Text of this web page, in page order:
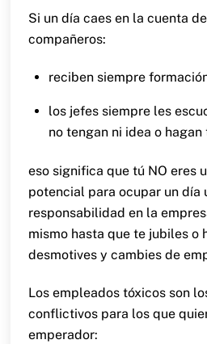
Si un día caes en la cuenta
compañeros:
reciben siempre
los jefes siempre les
no tengan ni idea o
eso significa que tú NO eres
potencial para ocupar un día
responsabilidad en la
mismo hasta que te jubiles o
desmotives y cambies de
Los empleados tóxicos son
conflictivos para los que
emperador: